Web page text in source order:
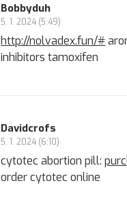
Bobbyduh
5. 1. 2024 (5:49)
http://nolvadex.fun/#
inhibitors tamoxifen
Davidcrofs
5. 1. 2024 (6:10)
cytotec abortion pill:
order cytotec online